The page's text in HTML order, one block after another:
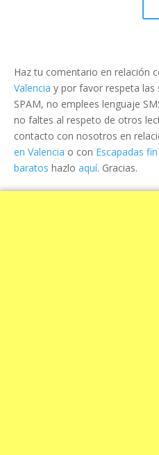
Haz tu comentario en relación
Valencia y por favor respeta las
SPAM, no emplees lenguaje
no faltes al respeto de otros
contacto con nosotros en
en Valencia o con Escapadas
baratos hazlo aquí. Gracias.